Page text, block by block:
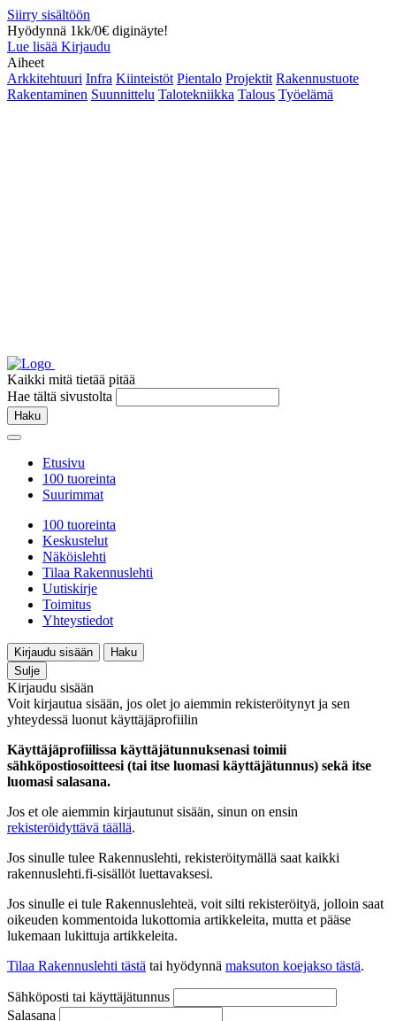
Siirry sisältöön
Hyödynnä 1kk/0€ diginäyte!
Lue lisää Kirjaudu
Aiheet
Arkkitehtuuri Infra Kiinteistöt Pientalo Projektit Rakennustuote
Rakentaminen Suunnittelu Talotekniikka Talous Työelämä
Kaikki mitä tietää pitää
Hae tältä sivustolta
Haku
Etusivu
100 tuoreinta
Suurimmat
100 tuoreinta
Keskustelut
Näköislehti
Tilaa Rakennuslehti
Uutiskirje
Toimitus
Yhteystiedot
Kirjaudu sisään
Haku
Sulje
Kirjaudu sisään
Voit kirjautua sisään, jos olet jo aiemmin rekisteröitynyt ja sen
yhteydessä luonut käyttäjäprofiilin
Käyttäjäprofiilissa käyttäjätunnuksenasi toimii
sähköpostiosoitteesi (tai itse luomasi käyttäjätunnus) sekä itse
luomasi salasana.
Jos et ole aiemmin kirjautunut sisään, sinun on ensin
rekisteröidyttävä täällä.
Jos sinulle tulee Rakennuslehti, rekisteröitymällä saat kaikki
rakennuslehti.fi-sisällöt luettavaksesi.
Jos sinulle ei tule Rakennuslehteä, voit silti rekisteröityä, jolloin saat
oikeuden kommentoida lukottomia artikkeleita, mutta et pääse
lukemaan lukittuja artikkeleita.
Tilaa Rakennuslehti tästä tai hyödynnä maksuton koejakso tästä.
Sähköposti tai käyttäjätunnus
Salasana